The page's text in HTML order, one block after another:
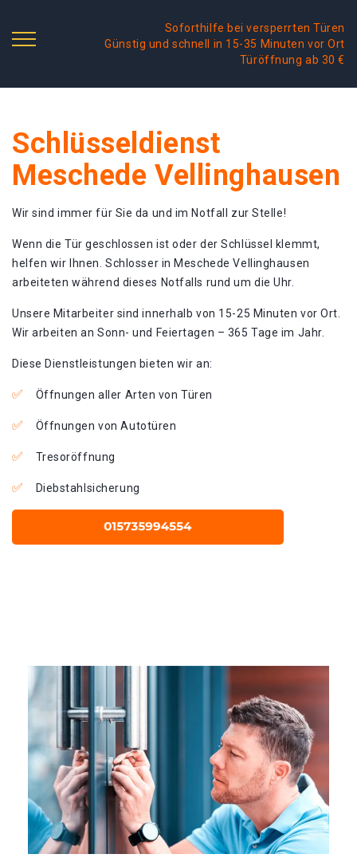
Soforthilfe bei versperrten Türen
Günstig und schnell in 15-35 Minuten vor Ort
Türöffnung ab 30 €
Schlüsseldienst
Meschede Vellinghausen
Wir sind immer für Sie da und im Notfall zur Stelle!
Wenn die Tür geschlossen ist oder der Schlüssel klemmt,
helfen wir Ihnen. Schlosser in Meschede Vellinghausen
arbeiteten während dieses Notfalls rund um die Uhr.
Unsere Mitarbeiter sind innerhalb von 15-25 Minuten vor Ort.
Wir arbeiten an Sonn- und Feiertagen – 365 Tage im Jahr.
Diese Dienstleistungen bieten wir an:
Öffnungen aller Arten von Türen
Öffnungen von Autotüren
Tresoröffnung
Diebstahlsicherung